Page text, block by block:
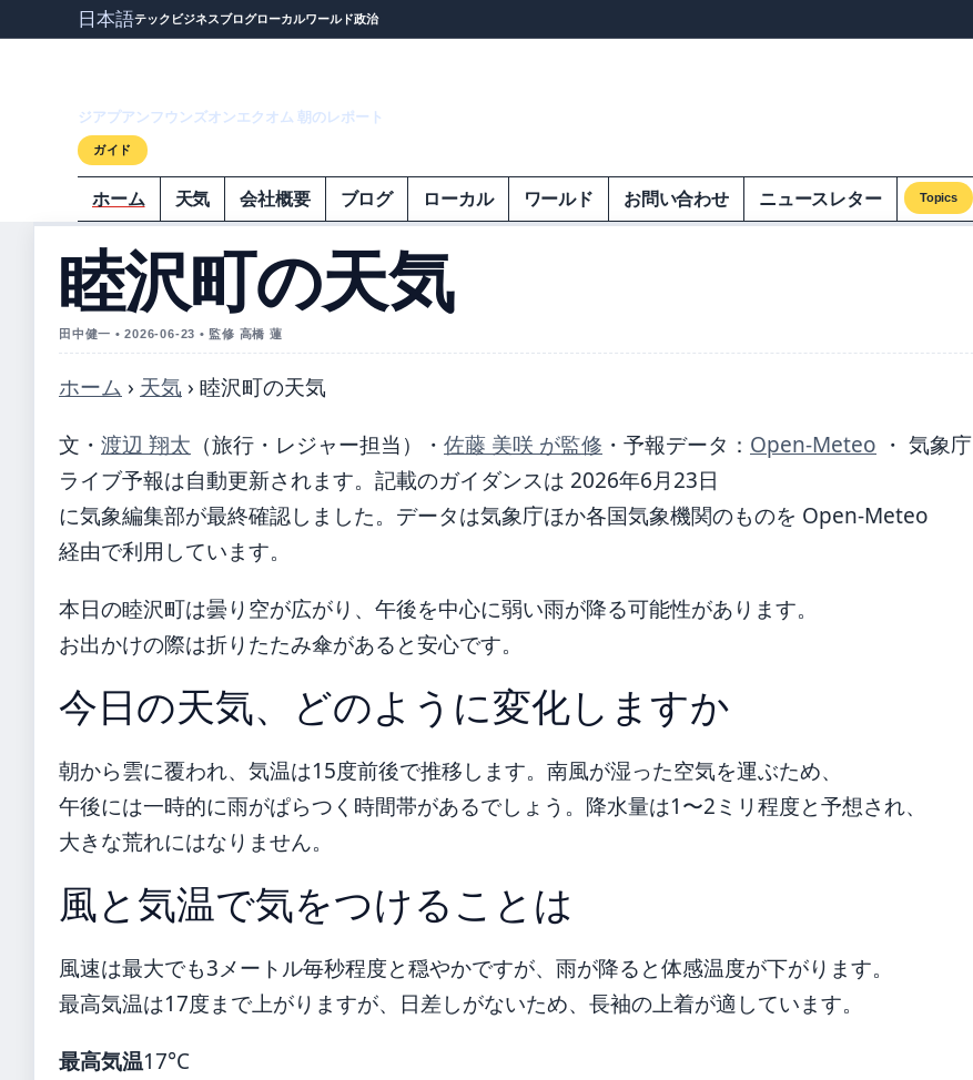
日本語テック ビジネスブログローカルワールド政治
ジアプアンフウンズオンエクオム 朝のレポート
ガイド
ホーム 天気 会社概要 ブログ ローカル ワールド お問い合わせ ニュースレター Topics
睦沢町の天気
田中健一 • 2026-06-23 • 監修 高橋 蓮
ホーム › 天気 › 睦沢町の天気
文・ 渡辺 翔太 （旅行・レジャー担当） ・ 佐藤 美咲 が監修 ・ 予報データ： Open-Meteo ・ 気象庁
ライブ予報は自動更新されます。記載のガイダンスは 2026年6月23日
に気象編集部が最終確認しました。データは気象庁ほか各国気象機関のものを Open-Meteo
経由で利用しています。
本日の睦沢町は曇り空が広がり、午後を中心に弱い雨が降る可能性があります。
お出かけの際は折りたたみ傘があると安心です。
今日の天気、どのように変化しますか
朝から雲に覆われ、気温は15度前後で推移します。南風が湿った空気を運ぶため、
午後には一時的に雨がぱらつく時間帯があるでしょう。降水量は1〜2ミリ程度と予想され、
大きな荒れにはなりません。
風と気温で気をつけることは
風速は最大でも3メートル毎秒程度と穏やかですが、雨が降ると体感温度が下がります。
最高気温は17度まで上がりますが、日差しがないため、長袖の上着が適しています。
最高気温17°C